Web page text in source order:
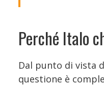
Perché Italo
Dal punto di vista
questione è